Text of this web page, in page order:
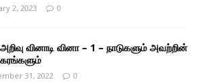
2, 2023 0
வினாடி வினா – 1 – நாடுகளும் அவற்றின்
31, 2022 0